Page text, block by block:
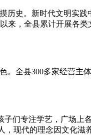
史。新时代文明实践
来，全县累计开展各
全县300多家经营主体
子们专注学艺，广场
现代的理念因文化滋